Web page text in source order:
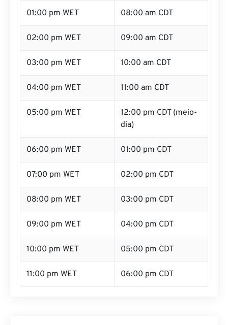
01:00 pm WET 08:00 am CDT
02:00 pm WET 09:00 am CDT
03:00 pm WET 10:00 am CDT
04:00 pm WET 11:00 am CDT
05:00 pm WET
12:00 pm CDT (meio-
dia)
06:00 pm WET 01:00 pm CDT
07:00 pm WET 02:00 pm CDT
08:00 pm WET 03:00 pm CDT
09:00 pm WET 04:00 pm CDT
10:00 pm WET 05:00 pm CDT
11:00 pm WET 06:00 pm CDT